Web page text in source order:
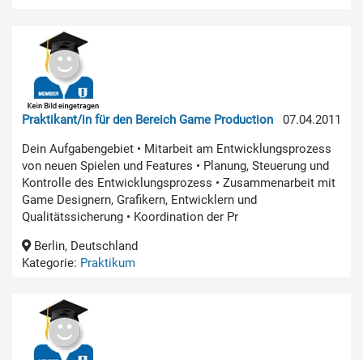
07.04.2011
Praktikant/in für den Bereich Game Production
Dein Aufgabengebiet • Mitarbeit am Entwicklungsprozess
von neuen Spielen und Features • Planung, Steuerung und
Kontrolle des Entwicklungsprozess • Zusammenarbeit mit
Game Designern, Grafikern, Entwicklern und
Qualitätssicherung • Koordination der Pr
Berlin, Deutschland
Kategorie: Praktikum